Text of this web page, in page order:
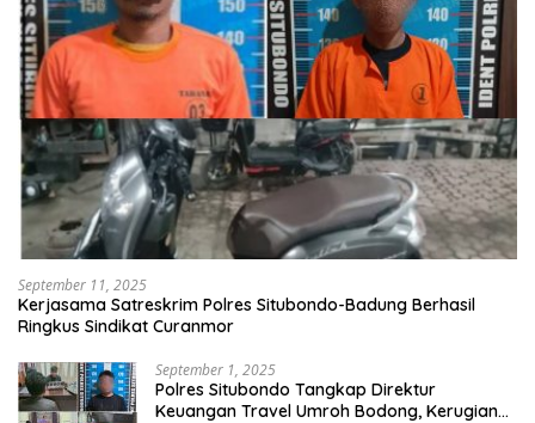
September 11, 2025
Kerjasama Satreskrim Polres Situbondo-Badung Berhasil
Ringkus Sindikat Curanmor
September 1, 2025
Polres Situbondo Tangkap Direktur
Keuangan Travel Umroh Bodong, Kerugian